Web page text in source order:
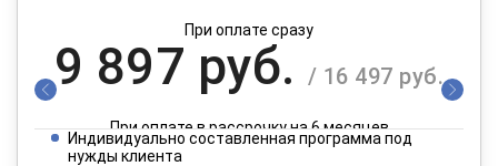
При оплате сразу
9 897 руб. / 16 497 руб.
При оплате в рассрочку на 6 месяцев
Индивидуально составленная программа под
нужды клиента